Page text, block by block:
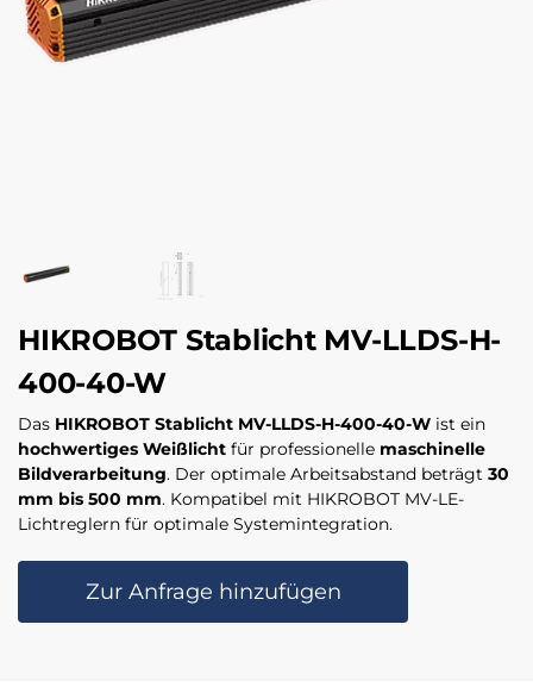
HIKROBOT Stablicht MV-LLDS-H-
400-40-W
Das HIKROBOT Stablicht MV-LLDS-H-400-40-W ist ein
hochwertiges Weißlicht für professionelle maschinelle
Bildverarbeitung. Der optimale Arbeitsabstand beträgt 30
mm bis 500 mm. Kompatibel mit HIKROBOT MV-LE-
Lichtreglern für optimale Systemintegration.
Zur Anfrage hinzufügen